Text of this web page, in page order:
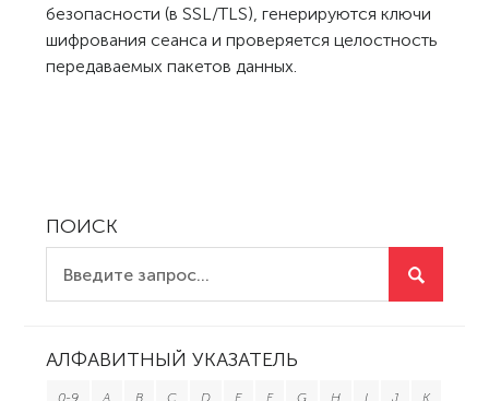
безопасности (в SSL/TLS), генерируются ключи
шифрования сеанса и проверяется целостность
передаваемых пакетов данных.
ПОИСК
АЛФАВИТНЫЙ УКАЗАТЕЛЬ
0-9 A B C D E F G H I J K